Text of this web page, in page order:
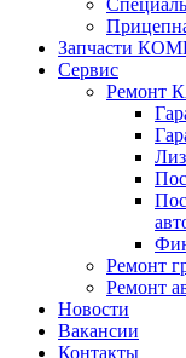
Запчасти
Сервис
Ремонт
Ремонт
Ремонт
Новости
Вакансии
Контакты